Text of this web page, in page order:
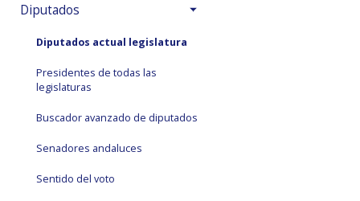
Diputados
Diputados actual legislatura
Presidentes de todas las
legislaturas
Buscador avanzado de diputados
Senadores andaluces
Sentido del voto